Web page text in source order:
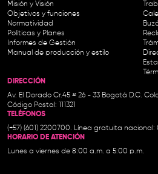
Misión y Visión
Objetivos y funciones
Normatividad
Políticas y Planes
Informes de Gestión
Manual de producción y estilo
DIRECCIÓN
Av. El Dorado Cr.45 # 26 - 33 Bogotá D.C.
Código Postal: 111321
TELÉFONOS
(+57) (601) 2200700. Línea gratuita nacional:
HORARIO DE ATENCIÓN
Lunes a viernes de 8:00 a.m. a 5:00 p.m.